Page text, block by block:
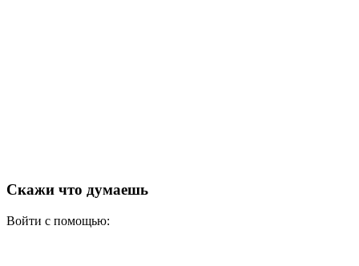
Скажи что думаешь
Войти с помощью: